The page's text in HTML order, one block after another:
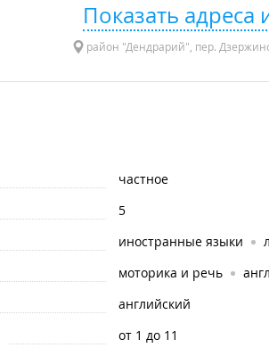
Показать адреса
район "Дендрарий", пер.
частное
5
иностранные языки
моторика и речь
английский
от 1 до 11